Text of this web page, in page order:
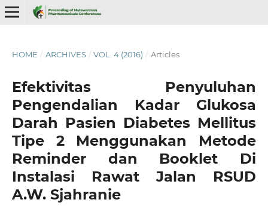
HOME / ARCHIVES / VOL. 4 (2016) / Articles
Efektivitas Penyuluhan
Pengendalian Kadar Glukosa
Darah Pasien Diabetes Mellitus
Tipe 2 Menggunakan Metode
Reminder dan Booklet Di
Instalasi Rawat Jalan RSUD
A.W. Sjahranie